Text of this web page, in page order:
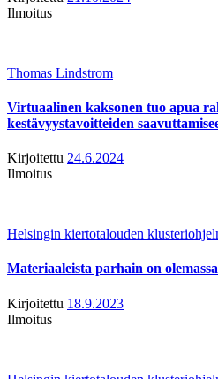
Ilmoitus
Thomas Lindstrom
Virtuaalinen kaksonen tuo apua
kestävyystavoitteiden
Kirjoitettu 24.6.2024
Ilmoitus
Helsingin kiertotalouden
Materiaaleista parhain on
Kirjoitettu 18.9.2023
Ilmoitus